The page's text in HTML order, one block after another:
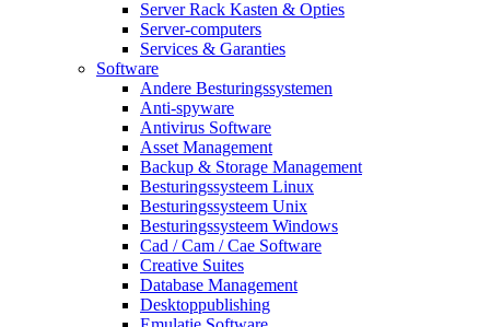
Server Rack Kasten & Opties
Server-computers
Services & Garanties
Software
Andere Besturingssystemen
Anti-spyware
Antivirus Software
Asset Management
Backup & Storage Management
Besturingssysteem Linux
Besturingssysteem Unix
Besturingssysteem Windows
Cad / Cam / Cae Software
Creative Suites
Database Management
Desktoppublishing